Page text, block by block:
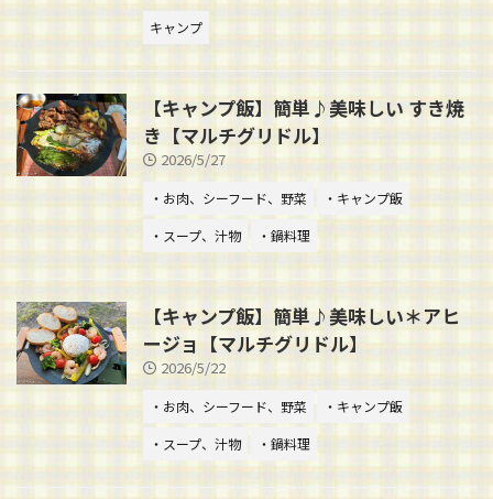
キャンプ
【キャンプ飯】簡単♪美味しい すき焼
き【マルチグリドル】
2026/5/27
・お肉、シーフード、野菜
・キャンプ飯
・スープ、汁物
・鍋料理
【キャンプ飯】簡単♪美味しい＊アヒ
ージョ【マルチグリドル】
2026/5/22
・お肉、シーフード、野菜
・キャンプ飯
・スープ、汁物
・鍋料理